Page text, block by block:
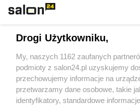
Sport
Społeczeństwo
Kultura
Drogi Użytkowniku,
My, naszych 1162 zaufanych
podmioty z salon24.pl uzyskujemy
przechowujemy informacje na
przetwarzamy dane osobowe, takie
identyfikatory, standardowe